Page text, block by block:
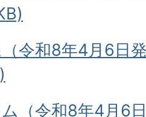
令和8年4月6日
（令和8年4月6